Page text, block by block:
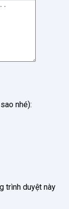
nhé):
trình duyệt này